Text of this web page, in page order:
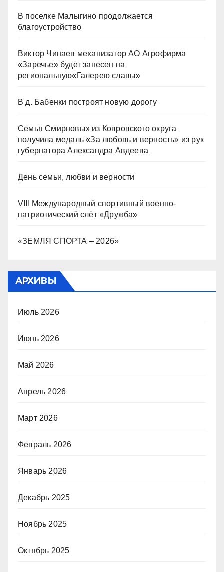
В поселке Малыгино продолжается
благоустройство
Виктор Чинаев механизатор АО Агрофирма
«Заречье» будет занесен на
региональную«Галерею славы»
В д. Бабенки построят новую дорогу
Семья Смирновых из Ковровского округа
получила медаль «За любовь и верность» из рук
губернатора Александра Авдеева
День семьи, любви и верности
VIII Международный спортивный военно-
патриотический слёт «Дружба»
«ЗЕМЛЯ СПОРТА – 2026»
АРХИВЫ
Июль 2026
Июнь 2026
Май 2026
Апрель 2026
Март 2026
Февраль 2026
Январь 2026
Декабрь 2025
Ноябрь 2025
Октябрь 2025